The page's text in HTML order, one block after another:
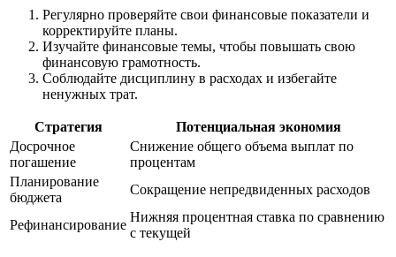
Регулярно проверяйте свои финансовые показатели и
корректируйте планы.
Изучайте финансовые темы, чтобы повышать свою
финансовую грамотность.
Соблюдайте дисциплину в расходах и избегайте
ненужных трат.
Стратегия
Потенциальная экономия
Досрочное
погашение
Снижение общего объема выплат по
процентам
Планирование
бюджета
Сокращение непредвиденных расходов
Рефинансирование
Нижняя процентная ставка по сравнению
с текущей